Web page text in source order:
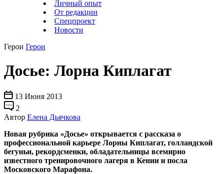
Личный опыт
От редакции
Спецпроект
Новости
Герои Герои
Досье: Лорна Киплагат
13 Июня 2013
2
Автор Елена Дьячкова
Новая рубрика «Досье» открывается с рассказа о
профессиональной карьере Лорны Киплагат, голландской
бегуньи, рекордсменки, обладательницы всемирно
известного тренировочного лагеря в Кении и посла
Московского Марафона.